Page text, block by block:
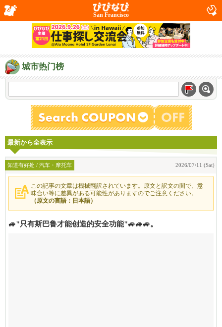
San Francisco
城市热门榜
最新から全表示
知道有好处 / 汽车・摩托车 2026/07/11 (Sat)
この記事の文章は機械翻訳されています。原文と訳文の間で、意
味合い等に差異がある可能性がありますのでご注意ください。
（原文の言語：日本語）
🚙"只有斯巴鲁才能创造的安全功能"🚙🚙🚙。